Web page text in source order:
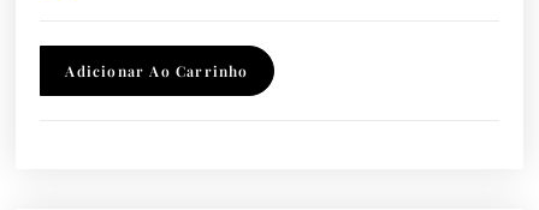
Adicionar Ao Carrinho